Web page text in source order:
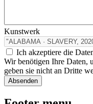
Kunstwerk
Ich akzeptiere die
Wir benötigen Ihre Daten,
geben sie nicht an Dritte